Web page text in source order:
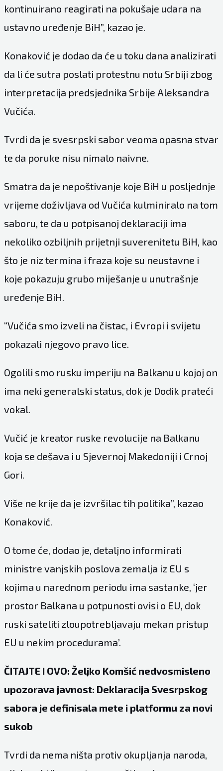
kontinuirano reagirati na pokušaje udara na
ustavno uređenje BiH”, kazao je.
Konaković je dodao da će u toku dana analizirati
da li će sutra poslati protestnu notu Srbiji zbog
interpretacija predsjednika Srbije Aleksandra
Vučića.
Tvrdi da je svesrpski sabor veoma opasna stvar
te da poruke nisu nimalo naivne.
Smatra da je nepoštivanje koje BiH u posljednje
vrijeme doživljava od Vučića kulminiralo na tom
saboru, te da u potpisanoj deklaraciji ima
nekoliko ozbiljnih prijetnji suverenitetu BiH, kao
što je niz termina i fraza koje su neustavne i
koje pokazuju grubo miješanje u unutrašnje
uređenje BiH.
“Vučića smo izveli na čistac, i Evropi i svijetu
pokazali njegovo pravo lice.
Ogolili smo rusku imperiju na Balkanu u kojoj on
ima neki generalski status, dok je Dodik prateći
vokal.
Vučić je kreator ruske revolucije na Balkanu
koja se dešava i u Sjevernoj Makedoniji i Crnoj
Gori.
Više ne krije da je izvršilac tih politika”, kazao
Konaković.
O tome će, dodao je, detaljno informirati
ministre vanjskih poslova zemalja iz EU s
kojima u narednom periodu ima sastanke, ‘jer
prostor Balkana u potpunosti ovisi o EU, dok
ruski sateliti zloupotrebljavaju mekan pristup
EU u nekim procedurama’.
ČITAJTE I OVO: Željko Komšić nedvosmisleno
upozorava javnost: Deklaracija Svesrpskog
sabora je definisala mete i platformu za novi
sukob
Tvrdi da nema ništa protiv okupljanja naroda,